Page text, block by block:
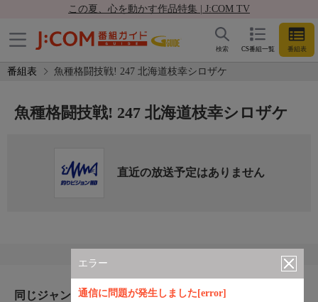
この夏、心を動かす作品特集 | J:COM TV
CS番組一覧 番組表
検索
番組表 魚種格闘技戦! 247 北海道枝幸シロザケ
エラー
通信に問題が発生しました[error]
魚種格闘技戦! 247 北海道枝幸シロザケ
直近の放送予定はありません
同じジャンルのおすすめ番組